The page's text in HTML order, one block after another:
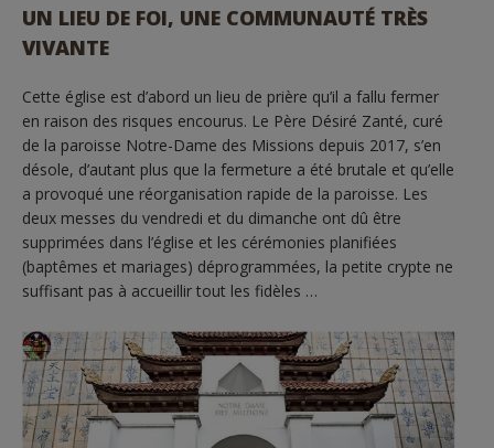
UN LIEU DE FOI, UNE COMMUNAUTÉ TRÈS
VIVANTE
Cette église est d’abord un lieu de prière qu’il a fallu fermer
en raison des risques encourus. Le Père Désiré Zanté, curé
de la paroisse Notre-Dame des Missions depuis 2017, s’en
désole, d’autant plus que la fermeture a été brutale et qu’elle
a provoqué une réorganisation rapide de la paroisse. Les
deux messes du vendredi et du dimanche ont dû être
supprimées dans l’église et les cérémonies planifiées
(baptêmes et mariages) déprogrammées, la petite crypte ne
suffisant pas à accueillir tout les fidèles …